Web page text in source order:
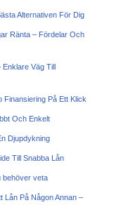
Alternativen För Dig
Ränta – Fördelar Och
Enklare Väg Till
Finansiering På Ett Klick
Och Enkelt
Djupdykning
Till Snabba Lån
behöver veta
Lån På Någon Annan –